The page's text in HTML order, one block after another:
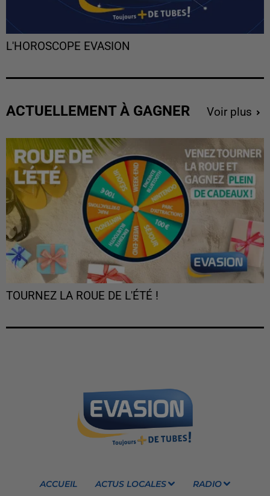
L'HOROSCOPE EVASION
ACTUELLEMENT À GAGNER Voir plus
TOURNEZ LA ROUE DE L'ÉTÉ !
ACCUEIL ACTUS LOCALES RADIO